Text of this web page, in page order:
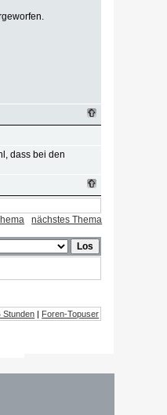
dass bei den
nächstes Thema
Stunden | Foren-Topuser